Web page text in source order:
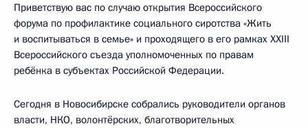
Приветствую вас по случаю открытия Всероссийского
форума по профилактике социального сиротства «Жить
и воспитываться в семье» и проходящего в его рамках XXIII
Всероссийского съезда уполномоченных по правам
ребёнка в субъектах Российской Федерации.
Сегодня в Новосибирске собрались руководители органов
власти, НКО, волонтёрских, благотворительных